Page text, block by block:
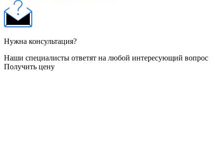
Нужна консультация?
Наши специалисты ответят на любой интересующий вопрос
Получить цену